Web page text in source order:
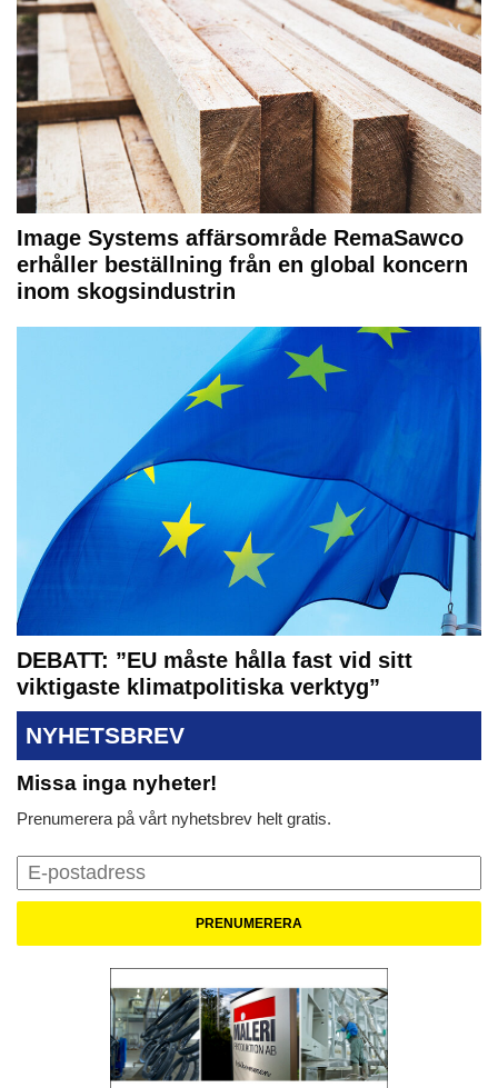
Image Systems affärsområde RemaSawco
erhåller beställning från en global koncern
inom skogsindustrin
DEBATT: ”EU måste hålla fast vid sitt
viktigaste klimatpolitiska verktyg”
NYHETSBREV
Missa inga nyheter!
Prenumerera på vårt nyhetsbrev helt gratis.